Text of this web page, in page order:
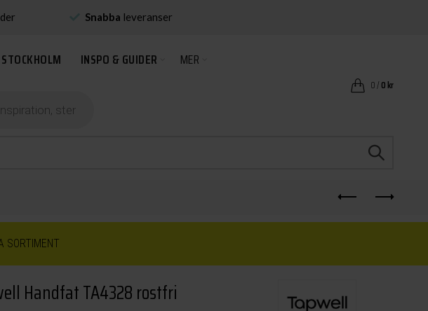
INSPO & GUIDER MER
0/0kr
SORTIMENT
Handfat TA4328 rostfri
Snabba leveranser